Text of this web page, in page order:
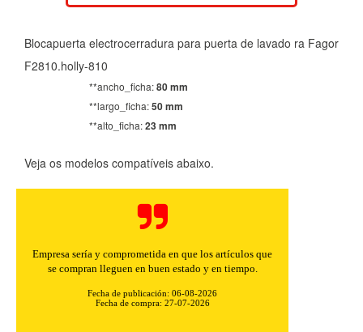
Blocapuerta electrocerradura para puerta de lavado ra Fagor
F2810.holly-810
**ancho_ficha:80 mm
**largo_ficha:50 mm
**alto_ficha:23 mm
Veja os modelos compatíveis abaixo.
Buenos precios y muy rápidos en el envío.
Fecha de compra: 30-07-2026